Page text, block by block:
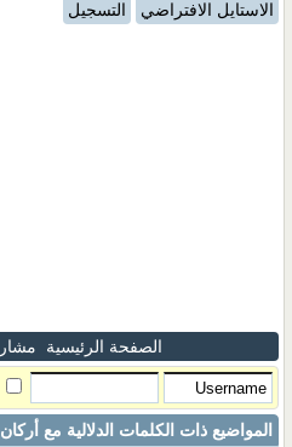
الاستايل الافتراضي
التسجيل
الصفحة الرئيسية
المواضيع ذات الكلمات الدلالية مع